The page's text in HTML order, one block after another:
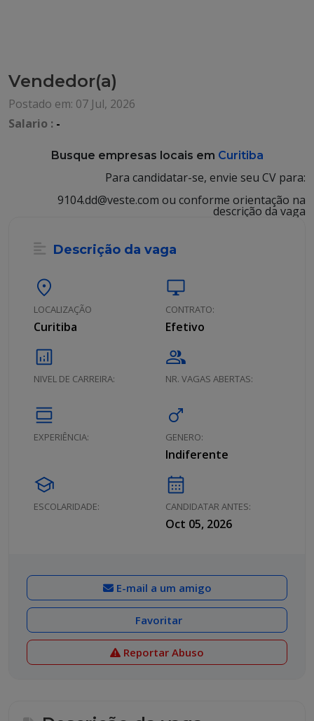
Vendedor(a)
Postado em: 07 Jul, 2026
Salario : -
Busque empresas locais em Curitiba
Para candidatar-se, envie seu CV para:
9104.dd@veste.com ou conforme orientação na
descrição da vaga
Descrição da vaga
location_on
LOCALIZAÇÃO
Curitiba
desktop_windows
CONTRATO:
Efetivo
analytics
NIVEL DE CARREIRA:
group
NR. VAGAS ABERTAS:
calendar_view_day
EXPERIÊNCIA:
male
GENERO:
Indiferente
school
ESCOLARIDADE:
calendar_month
CANDIDATAR ANTES:
Oct 05, 2026
E-mail a um amigo
Favoritar
Reportar Abuso